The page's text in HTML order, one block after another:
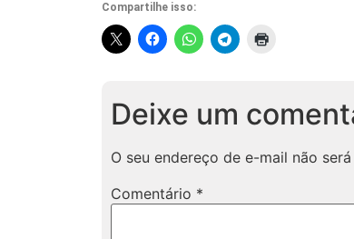
Compartilhe isso:
Deixe um
O seu endereço de e-mail não
Comentário *